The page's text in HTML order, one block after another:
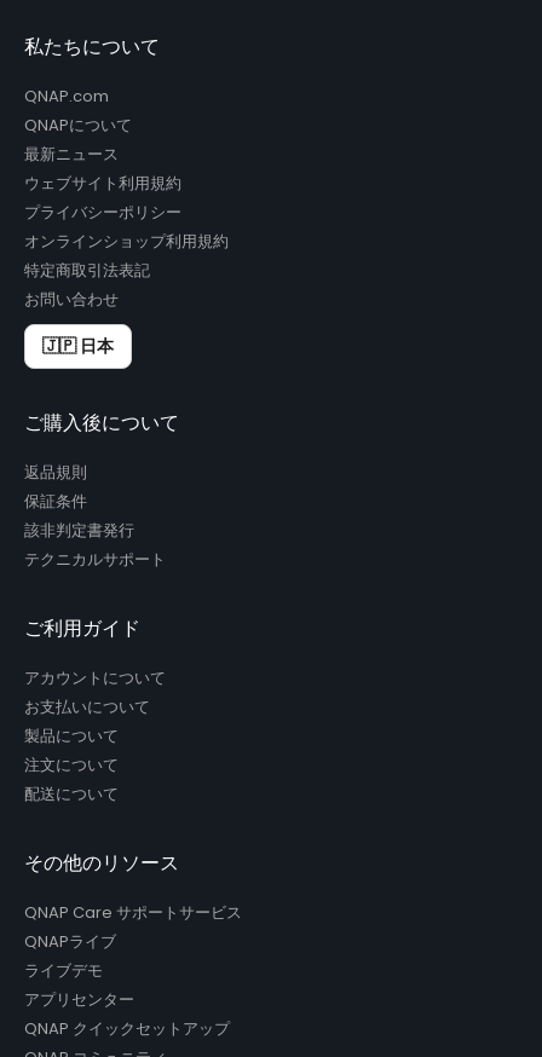
私たちについて
QNAP.com
QNAPについて
最新ニュース
ウェブサイト利用規約
プライバシーポリシー
オンラインショップ利用規約
特定商取引法表記
お問い合わせ
🇯🇵 日本
ご購入後について
返品規則
保証条件
該非判定書発行
テクニカルサポート
ご利用ガイド
アカウントについて
お支払いについて
製品について
注文について
配送について
その他のリソース
QNAP Care サポートサービス
QNAPライブ
ライブデモ
アプリセンター
QNAP クイックセットアップ